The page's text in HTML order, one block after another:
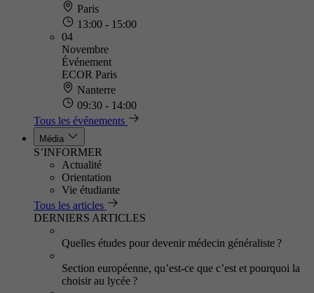
Paris
13:00 - 15:00
04
Novembre
Événement
ECOR Paris
Nanterre
09:30 - 14:00
Tous les événements
Média
S’INFORMER
Actualité
Orientation
Vie étudiante
Tous les articles
DERNIERS ARTICLES
Quelles études pour devenir médecin généraliste ?
Section européenne, qu’est-ce que c’est et pourquoi la
choisir au lycée ?